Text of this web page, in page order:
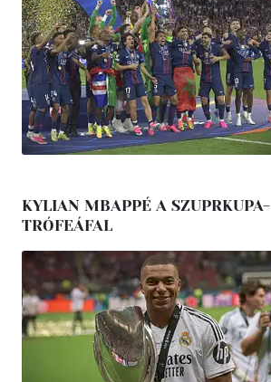
KYLIAN MBAPPÉ A SZUPRKUPA-
TRÓFEÁFAL